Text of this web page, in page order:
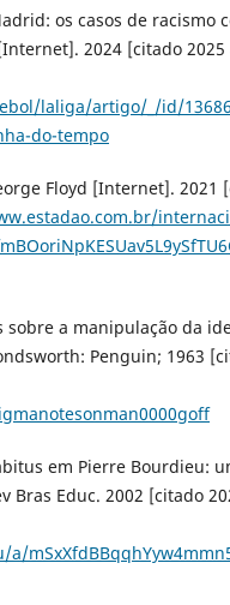
os casos de racismo
2024 [citado 2025
laliga/artigo/_/id/
do-tempo
Floyd [Internet]. 2021
sobre a manipulação da
Penguin; 1963
em Pierre Bourdieu:
Bras Educ. 2002 [citado